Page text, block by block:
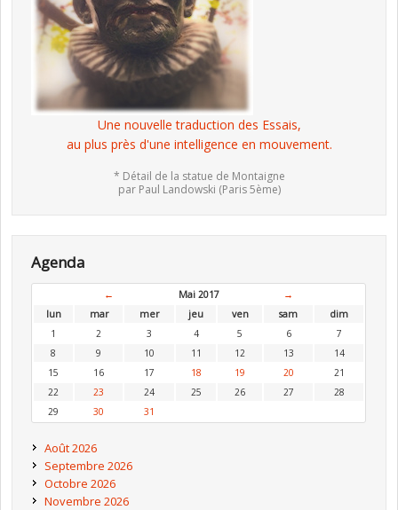
Une nouvelle traduction des Essais,
au plus près d'une intelligence en mouvement.
* Détail de la statue de Montaigne
par Paul Landowski (Paris 5ème)
Agenda
← Mai 2017
→
lun
mar mer jeu ven sam
dim
1
2 3 4 5 6
7
8
9 10 11 12 13
14
15
16 17 18 19 20
21
22
23 24 25 26 27
28
29
30 31
Août 2026
Septembre 2026
Octobre 2026
Novembre 2026